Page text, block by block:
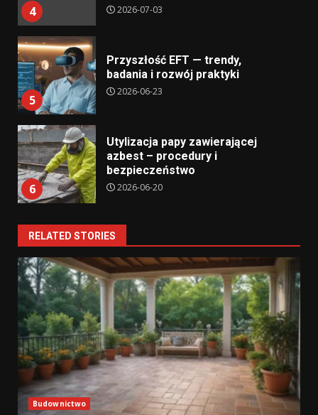
4 2026-07-03
5
Przyszłość EFT — trendy,
badania i rozwój praktyki
2026-06-23
6
Utylizacja papy zawierającej
azbest – procedury i
bezpieczeństwo
2026-06-20
RELATED STORIES
Budownictwo